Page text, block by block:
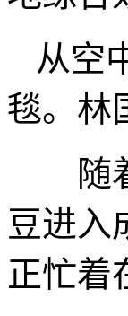
从空
毯。林
随着
豆进入
正忙着